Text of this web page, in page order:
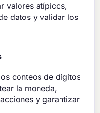
valores atípicos,
datos y validar los
conteos de dígitos
la moneda,
y garantizar